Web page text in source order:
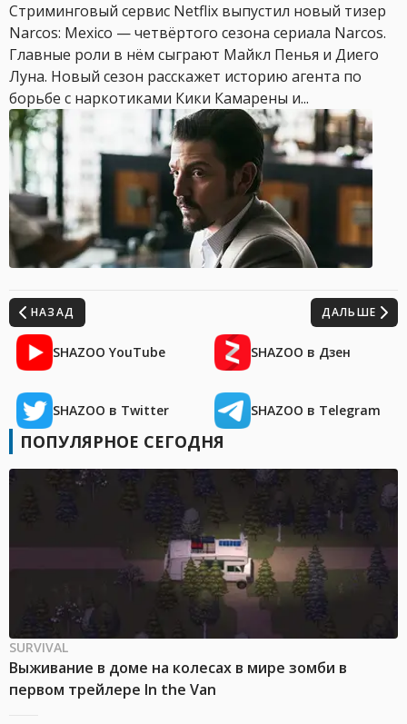
Стриминговый сервис Netflix выпустил новый тизер
Narcos: Mexico — четвёртого сезона сериала Narcos.
Главные роли в нём сыграют Майкл Пенья и Диего
Луна. Новый сезон расскажет историю агента по
борьбе с наркотиками Кики Камарены и...
НАЗАД ДАЛЬШЕ
SHAZOO YouTube SHAZOO в Дзен
SHAZOO в Twitter SHAZOO в Telegram
ПОПУЛЯРНОЕ СЕГОДНЯ
SURVIVAL
Выживание в доме на колесах в мире зомби в
первом трейлере In the Van